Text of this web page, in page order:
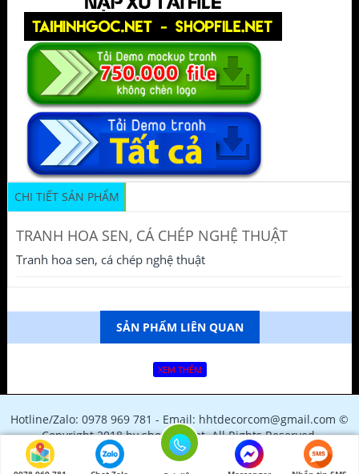
CHI TIẾT SẢN PHẨM
TRANH HOA SEN, CÁ CHÉP NGHỆ THUẬT
Tranh hoa sen, cá chép nghệ thuật
SẢN PHẨM LIÊN QUAN
XEM THÊM
Hotline/Zalo: 0978 969 781 - Email: hhtdecorcom@gmail.com ©
Copyright 2018 by shopfile.net. All Rights Reserved.